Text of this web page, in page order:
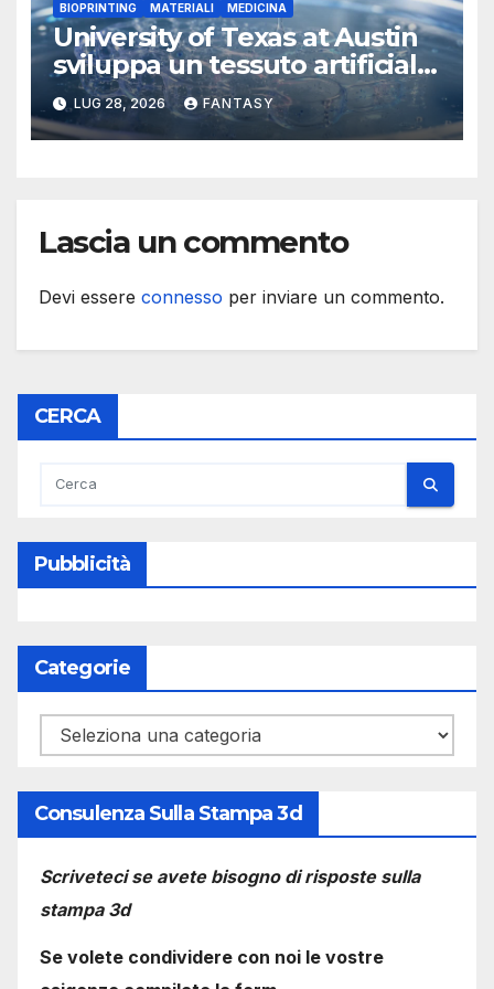
BIOPRINTING MATERIALI MEDICINA
University of Texas at Austin
sviluppa un tessuto artificiale
stampabile in 3D che imita le
membrane dei tessuti
LUG 28, 2026 FANTASY
Lascia un commento
Devi essere connesso per inviare un commento.
CERCA
Pubblicità
Categorie
Categorie
Consulenza Sulla Stampa 3d
Scriveteci se avete bisogno di risposte sulla
stampa 3d
Se volete condividere con noi le vostre